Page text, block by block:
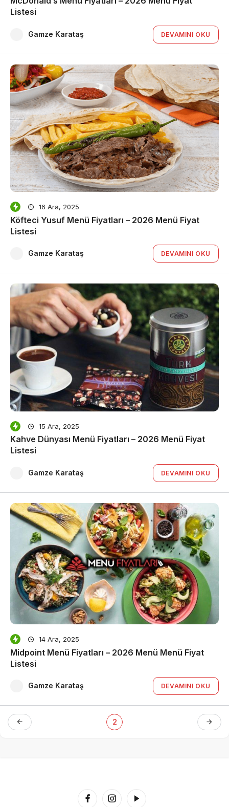
Listesi
Gamze Karataş DEVAMINI OKU
16 Ara, 2025
Köfteci Yusuf Menü Fiyatları – 2026 Menü Fiyat
Listesi
Gamze Karataş DEVAMINI OKU
15 Ara, 2025
Kahve Dünyası Menü Fiyatları – 2026 Menü Fiyat
Listesi
Gamze Karataş DEVAMINI OKU
14 Ara, 2025
Midpoint Menü Fiyatları – 2026 Menü Menü Fiyat
Listesi
Gamze Karataş DEVAMINI OKU
2